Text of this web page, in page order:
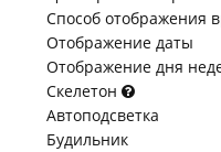
Способ отображения
Отображение даты
Отображение дня
Скелетон
Автоподсветка
Будильник